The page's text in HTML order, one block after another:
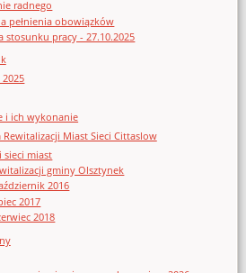
radnego
pełnienia obowiązków
stosunku pracy - 27.10.2025
i ich wykonanie
Miast Sieci Cittaslow
sieci miast
gminy Olsztynek
2016
2017
2018